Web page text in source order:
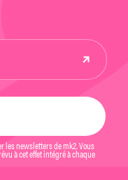
les newsletters de mk2. Vous
à cet effet intégré à chaque